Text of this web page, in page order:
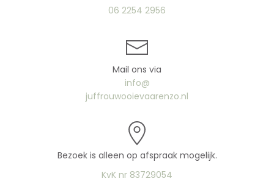
06 2254 2956
Mail ons via
info@
juffrouwooievaarenzo.nl
Bezoek is alleen op afspraak mogelijk.
KvK nr 83729054